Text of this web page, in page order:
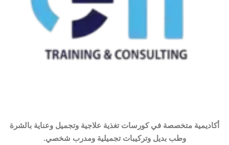
أكاديمية متخصصة في كورسات تغذية علاجية وتجميل وعناية بالشرة
وطب بديل وتركيبات تجميلية ومدرب شخصي.